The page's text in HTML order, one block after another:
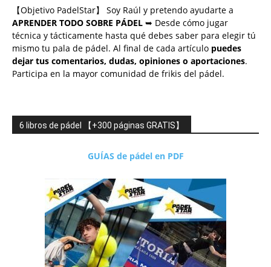
【Objetivo PadelStar】 Soy Raúl y pretendo ayudarte a
APRENDER TODO SOBRE PÁDEL ➥ Desde cómo jugar
técnica y tácticamente hasta qué debes saber para elegir tú
mismo tu pala de pádel. Al final de cada artículo puedes
dejar tus comentarios, dudas, opiniones o aportaciones.
Participa en la mayor comunidad de frikis del pádel.
6 libros de pádel 【+300 páginas GRATIS】
GUÍAS de pádel en PDF